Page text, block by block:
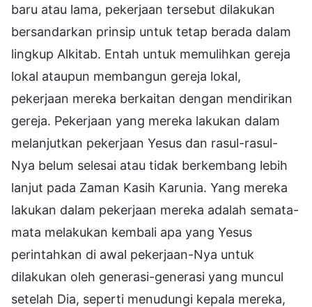
baru atau lama, pekerjaan tersebut dilakukan
bersandarkan prinsip untuk tetap berada dalam
lingkup Alkitab. Entah untuk memulihkan gereja
lokal ataupun membangun gereja lokal,
pekerjaan mereka berkaitan dengan mendirikan
gereja. Pekerjaan yang mereka lakukan dalam
melanjutkan pekerjaan Yesus dan rasul-rasul-
Nya belum selesai atau tidak berkembang lebih
lanjut pada Zaman Kasih Karunia. Yang mereka
lakukan dalam pekerjaan mereka adalah semata-
mata melakukan kembali apa yang Yesus
perintahkan di awal pekerjaan-Nya untuk
dilakukan oleh generasi-generasi yang muncul
setelah Dia, seperti menudungi kepala mereka,